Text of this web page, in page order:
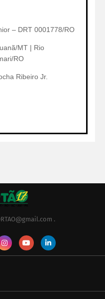
– DRT 0001778/RO
MT | Rio
RO
Ribeiro Jr.
.